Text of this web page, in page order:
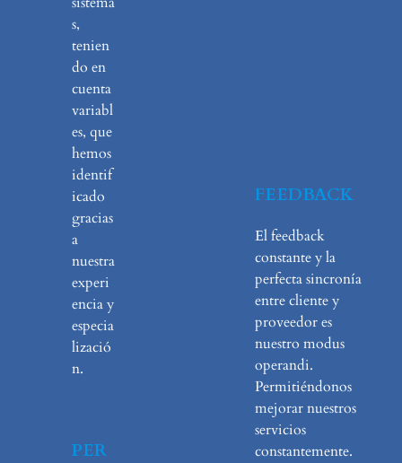
s,
tenien
do en
cuenta
variabl
es, que
hemos
identif
icado
gracias
a
nuestra
experi
encia y
especia
lizació
n.
PER
FEEDBACK
El feedback
constante y la
perfecta sincronía
entre cliente y
proveedor es
nuestro modus
operandi.
Permitiéndonos
mejorar nuestros
servicios
constantemente.